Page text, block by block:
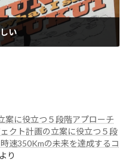
い
案に役立つ５段階アプローチ
クト計画の立案に役立つ５段
速350Kmの未来を達成するコ
より